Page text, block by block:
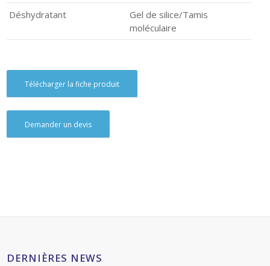
Déshydratant
Gel de silice/Tamis
moléculaire
Télécharger la fiche produit
Demander un devis
DERNIÈRES NEWS